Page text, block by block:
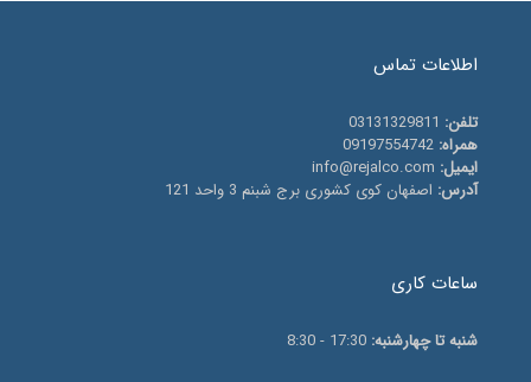
اطلاعات تماس
تلفن:
همراه:
ایمیل:
آدرس: اصفهان کوی کشوری برج شبنم 3 واحد 121
ساعات کاری
شنبه تا چهارشنبه: